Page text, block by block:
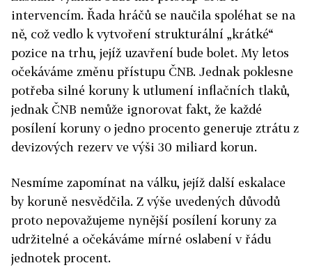
intervencím. Řada hráčů se naučila spoléhat se na
ně, což vedlo k vytvoření strukturální „krátké“
pozice na trhu, jejíž uzavření bude bolet. My letos
očekáváme změnu přístupu ČNB. Jednak poklesne
potřeba silné koruny k utlumení inflačních tlaků,
jednak ČNB nemůže ignorovat fakt, že každé
posílení koruny o jedno procento generuje ztrátu z
devizových rezerv ve výši 30 miliard korun.
Nesmíme zapomínat na válku, jejíž další eskalace
by koruně nesvědčila. Z výše uvedených důvodů
proto nepovažujeme nynější posílení koruny za
udržitelné a očekáváme mírné oslabení v řádu
jednotek procent.